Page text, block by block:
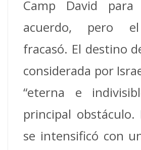
Camp David
acuerdo, pero
fracasó. El destino
considerada por
“eterna e
principal obstáculo.
se intensificó con